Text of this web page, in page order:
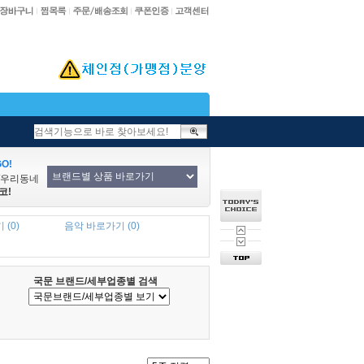
리동네
!
(0) 음악 바로가기 (0)
국문 브랜드/세부업종별 검색